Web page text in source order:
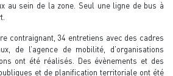
au sein de la zone. Seul une ligne de bus à
contraignant, 34 entretiens avec des cadres
de l’agence de mobilité, d’organisations
ont été réalisés. Des évènements et des
et de planification territoriale ont été